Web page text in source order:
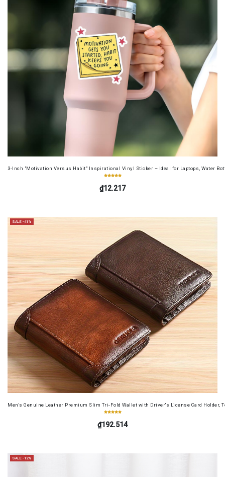
3-Inch "Motivation Versus Habit" Inspirational Vinyl Sticker – Ideal for Laptops, Water
₫12.217
SALE -41%
Men's Genuine Leather Premium Slim Tri-Fold Wallet with Driver's License Card Holder,
₫192.514
SALE -12%